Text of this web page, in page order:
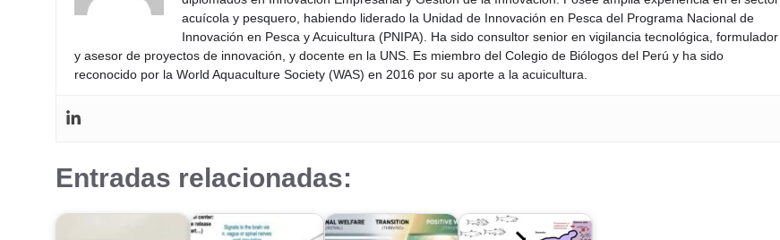
acuícola y pesquero, habiendo liderado la Unidad de Innovación en Pesca del Programa Nacional de
Innovación en Pesca y Acuicultura (PNIPA). Ha sido consultor senior en vigilancia tecnológica, formulador
y asesor de proyectos de innovación, y docente en la UNS. Es miembro del Colegio de Biólogos del Perú y ha sido
reconocido por la World Aquaculture Society (WAS) en 2016 por su aporte a la acuicultura.
Entradas relacionadas: